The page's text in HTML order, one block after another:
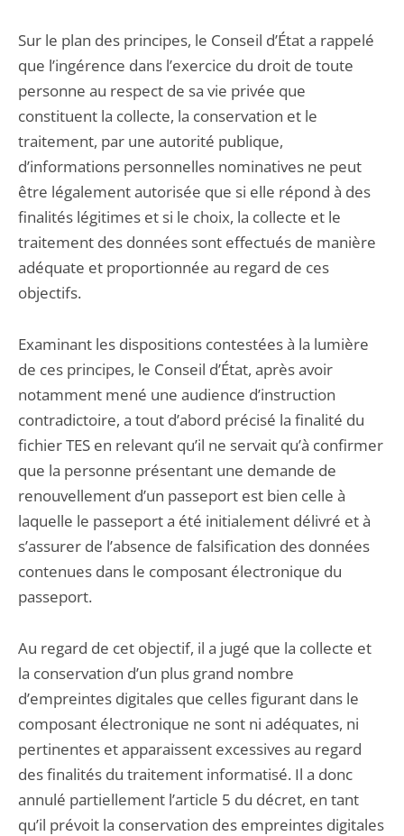
Sur le plan des principes, le Conseil d’État a rappelé
que l’ingérence dans l’exercice du droit de toute
personne au respect de sa vie privée que
constituent la collecte, la conservation et le
traitement, par une autorité publique,
d’informations personnelles nominatives ne peut
être légalement autorisée que si elle répond à des
finalités légitimes et si le choix, la collecte et le
traitement des données sont effectués de manière
adéquate et proportionnée au regard de ces
objectifs.
Examinant les dispositions contestées à la lumière
de ces principes, le Conseil d’État, après avoir
notamment mené une audience d’instruction
contradictoire, a tout d’abord précisé la finalité du
fichier TES en relevant qu’il ne servait qu’à confirmer
que la personne présentant une demande de
renouvellement d’un passeport est bien celle à
laquelle le passeport a été initialement délivré et à
s’assurer de l’absence de falsification des données
contenues dans le composant électronique du
passeport.
Au regard de cet objectif, il a jugé que la collecte et
la conservation d’un plus grand nombre
d’empreintes digitales que celles figurant dans le
composant électronique ne sont ni adéquates, ni
pertinentes et apparaissent excessives au regard
des finalités du traitement informatisé. Il a donc
annulé partiellement l’article 5 du décret, en tant
qu’il prévoit la conservation des empreintes digitales